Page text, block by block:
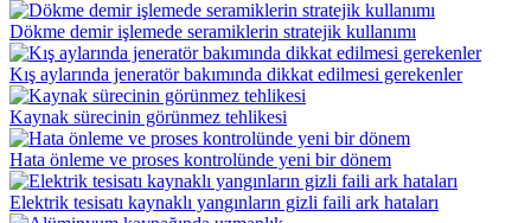
Dökme demir işlemede seramiklerin stratejik kullanımı
Kış aylarında jeneratör bakımında dikkat edilmesi gerekenler
Kaynak sürecinin görünmez tehlikesi
Hata önleme ve proses kontrolünde yeni bir dönem
Elektrik tesisatı kaynaklı yangınların gizli faili ark hataları